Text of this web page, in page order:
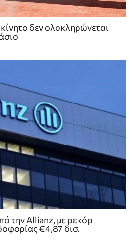
δεν ολοκληρώνεται
την Allianz, με ρεκόρ
€4,87 δισ.